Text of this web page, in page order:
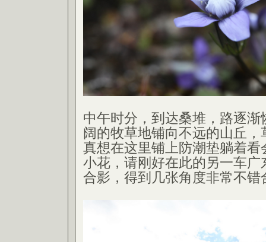
中午时分，到达桑堆，路逐
阔的牧草地铺向不远的山丘
真想在这里铺上防潮垫躺着看
小花，请刚好在此的另一车广
合影，得到几张角度非常不错